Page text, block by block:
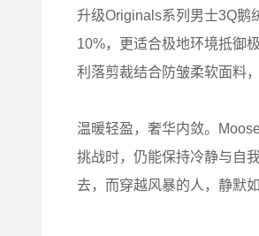
升级Originals系列男士3Q鹅
10%，更适合极地环境抵御
利落剪裁结合防皱柔软面料
温暖轻盈，奢华内敛。
挑战时，仍能保持冷静与自
去，而穿越风暴的人，静默